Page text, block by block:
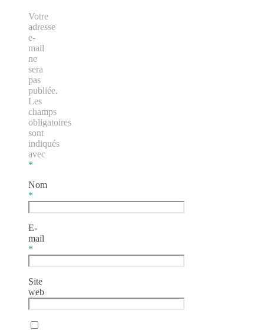
Votre
adresse
e-
mail
ne
sera
pas
publiée.
Les
champs
obligatoires
sont
indiqués
avec
*
Nom
*
E-
mail
*
Site
web